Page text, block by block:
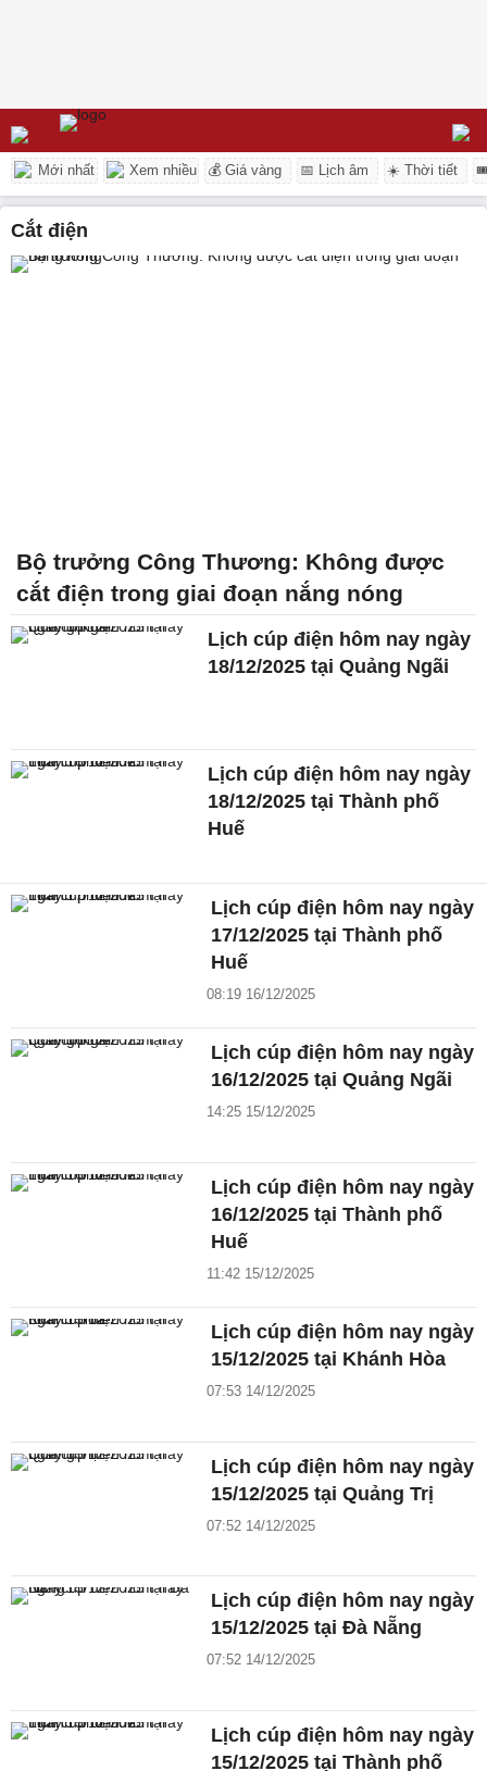
Mới nhất Xem nhiều 💰 Giá vàng 📅 Lịch âm ☀️ Thời tiết
cắt điện
Bộ trưởng Công Thương: Không được
cắt điện trong giai đoạn nắng nóng
Lịch cúp điện hôm nay ngày
18/12/2025 tại Quảng Ngãi
Lịch cúp điện hôm nay ngày
18/12/2025 tại Thành phố
Huế
Lịch cúp điện hôm nay ngày
17/12/2025 tại Thành phố
Huế
08:19 16/12/2025
Lịch cúp điện hôm nay ngày
16/12/2025 tại Quảng Ngãi
14:25 15/12/2025
Lịch cúp điện hôm nay ngày
16/12/2025 tại Thành phố
Huế
11:42 15/12/2025
Lịch cúp điện hôm nay ngày
15/12/2025 tại Khánh Hòa
07:53 14/12/2025
Lịch cúp điện hôm nay ngày
15/12/2025 tại Quảng Trị
07:52 14/12/2025
Lịch cúp điện hôm nay ngày
15/12/2025 tại Đà Nẵng
07:52 14/12/2025
Lịch cúp điện hôm nay ngày
15/12/2025 tại Thành phố